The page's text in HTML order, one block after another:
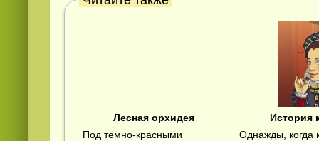
Лесная орхидея
Под тёмно-красными
История
Однажды, когда